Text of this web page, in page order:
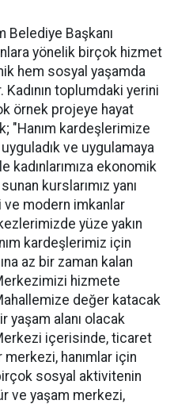
Belediye Başkanı
yönelik birçok hizmet
hem sosyal yaşamda
Kadının toplumdaki yerini
örnek projeye hayat
"Hanım kardeşlerimize
ve uygulamaya
kadınlarımıza ekonomik
kurslarımız yanı
ve modern imkanlar
yüze yakın
kardeşlerimiz için
az bir zaman kalan
hizmete
değer katacak
yaşam alanı olacak
içerisinde, ticaret
hanımlar için
sosyal aktivitenin
ve yaşam merkezi,